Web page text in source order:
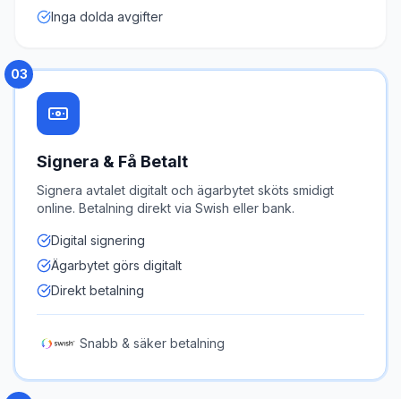
Inga dolda avgifter
03
Signera & Få Betalt
Signera avtalet digitalt och ägarbytet sköts smidigt
online. Betalning direkt via Swish eller bank.
Digital signering
Ägarbytet görs digitalt
Direkt betalning
Snabb & säker betalning